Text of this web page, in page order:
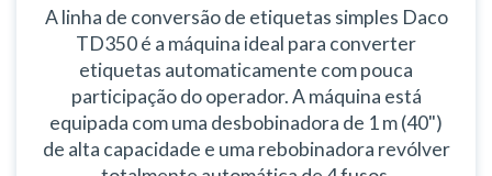
A linha de conversão de etiquetas simples Daco
TD350 é a máquina ideal para converter
etiquetas automaticamente com pouca
participação do operador. A máquina está
equipada com uma desbobinadora de 1 m (40")
de alta capacidade e uma rebobinadora revólver